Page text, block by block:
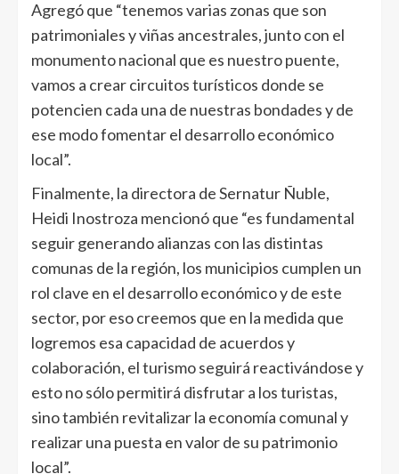
Agregó que “tenemos varias zonas que son
patrimoniales y viñas ancestrales, junto con el
monumento nacional que es nuestro puente,
vamos a crear circuitos turísticos donde se
potencien cada una de nuestras bondades y de
ese modo fomentar el desarrollo económico
local”.
Finalmente, la directora de Sernatur Ñuble,
Heidi Inostroza mencionó que “es fundamental
seguir generando alianzas con las distintas
comunas de la región, los municipios cumplen un
rol clave en el desarrollo económico y de este
sector, por eso creemos que en la medida que
logremos esa capacidad de acuerdos y
colaboración, el turismo seguirá reactivándose y
esto no sólo permitirá disfrutar a los turistas,
sino también revitalizar la economía comunal y
realizar una puesta en valor de su patrimonio
local”.